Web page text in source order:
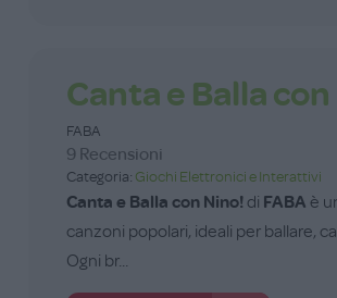
Canta e Balla
FABA
9 Recensioni
Categoria: Giochi Elettronici e Interattivi
Canta e Balla con Nino! di FABA è
canzoni popolari, ideali per ballare,
Ogni br...